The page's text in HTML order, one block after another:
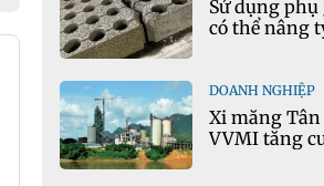
Sử dụng phụ
có thể nâng
DOANH NGHIỆP
Xi măng
VVMI tăng